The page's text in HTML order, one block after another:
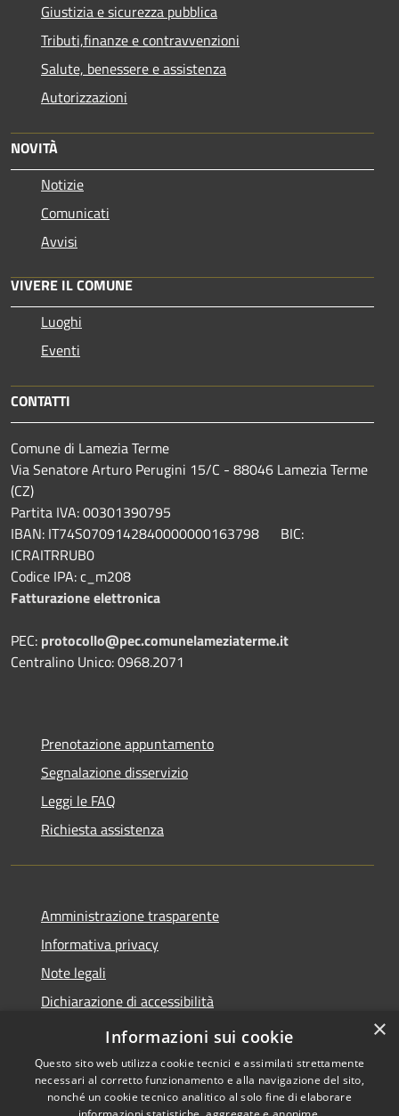
Giustizia e sicurezza pubblica
Tributi,finanze e contravvenzioni
Salute, benessere e assistenza
Autorizzazioni
NOVITÀ
Notizie
Comunicati
Avvisi
VIVERE IL COMUNE
Luoghi
Eventi
CONTATTI
Comune di Lamezia Terme
Via Senatore Arturo Perugini 15/C - 88046 Lamezia Terme
(CZ)
Partita IVA: 00301390795
IBAN: IT74S0709142840000000163798 BIC:
ICRAITRRUB0
Codice IPA: c_m208
Fatturazione elettronica
PEC: protocollo@pec.comunelameziaterme.it
Centralino Unico: 0968.2071
Prenotazione appuntamento
Segnalazione disservizio
Leggi le FAQ
Richiesta assistenza
Amministrazione trasparente
Informativa privacy
Note legali
Dichiarazione di accessibilità
Feedback accessibilità
×
Informazioni sui cookie
Questo sito web utilizza cookie tecnici e assimilati strettamente
necessari al corretto funzionamento e alla navigazione del sito,
nonché un cookie tecnico analitico al solo fine di elaborare